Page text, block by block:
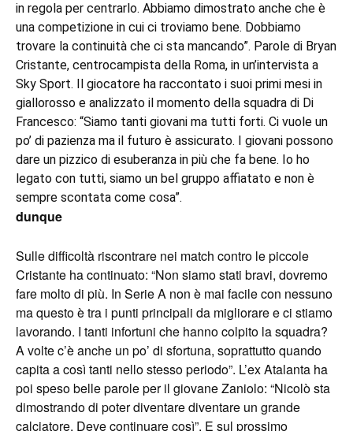
in regola per centrarlo. Abbiamo dimostrato anche che è
una competizione in cui ci troviamo bene. Dobbiamo
trovare la continuità che ci sta mancando”. Parole di Bryan
Cristante, centrocampista della Roma, in un’intervista a
Sky Sport. Il giocatore ha raccontato i suoi primi mesi in
giallorosso e analizzato il momento della squadra di Di
Francesco: “Siamo tanti giovani ma tutti forti. Ci vuole un
po’ di pazienza ma il futuro è assicurato. I giovani possono
dare un pizzico di esuberanza in più che fa bene. Io ho
legato con tutti, siamo un bel gruppo affiatato e non è
sempre scontata come cosa”.
dunque
Sulle difficoltà riscontrare nei match contro le piccole
Cristante ha continuato: “Non siamo stati bravi, dovremo
fare molto di più. In Serie A non è mai facile con nessuno
ma questo è tra i punti principali da migliorare e ci stiamo
lavorando. I tanti infortuni che hanno colpito la squadra?
A volte c’è anche un po’ di sfortuna, soprattutto quando
capita a così tanti nello stesso periodo”. L’ex Atalanta ha
poi speso belle parole per il giovane Zaniolo: “Nicolò sta
dimostrando di poter diventare diventare un grande
calciatore. Deve continuare così”. E sul prossimo